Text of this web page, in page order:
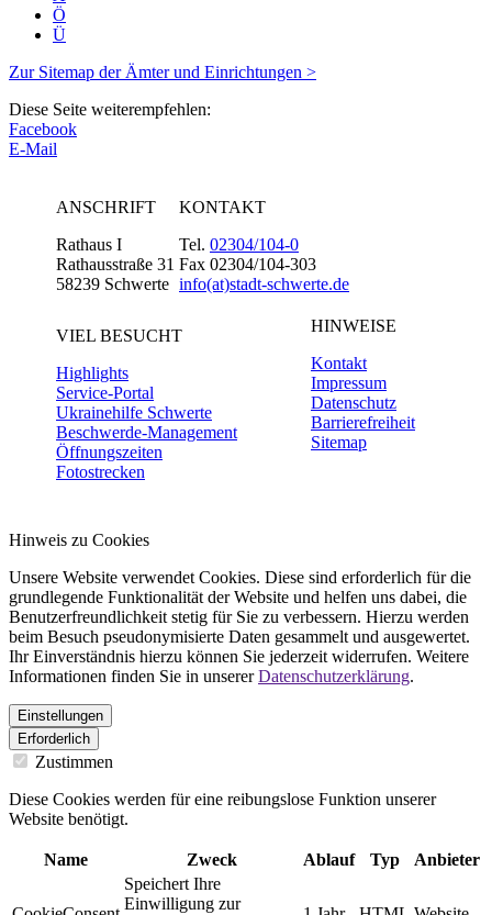
Ö
Ü
Zur Sitemap der Ämter und Einrichtungen >
Diese Seite weiterempfehlen:
Facebook
E-Mail
ANSCHRIFT
Rathaus I
Rathausstraße 31
58239 Schwerte
KONTAKT
Tel. 02304/104-0
Fax 02304/104-303
info(at)stadt-schwerte.de
VIEL BESUCHT
Highlights
Service-Portal
Ukrainehilfe Schwerte
Beschwerde-Management
Öffnungszeiten
Fotostrecken
HINWEISE
Kontakt
Impressum
Datenschutz
Barrierefreiheit
Sitemap
Hinweis zu Cookies
Unsere Website verwendet Cookies. Diese sind erforderlich für die
grundlegende Funktionalität der Website und helfen uns dabei, die
Benutzerfreundlichkeit stetig für Sie zu verbessern. Hierzu werden
beim Besuch pseudonymisierte Daten gesammelt und ausgewertet.
Ihr Einverständnis hierzu können Sie jederzeit widerrufen. Weitere
Informationen finden Sie in unsererDatenschutzerklärung.
Einstellungen
Erforderlich
Zustimmen
Diese Cookies werden für eine reibungslose Funktion unserer
Website benötigt.
Name Zweck Ablauf Typ Anbieter
Speichert Ihre
Einwilligung zur